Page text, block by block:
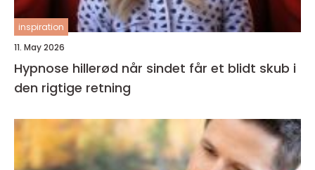
inspiration
11. May 2026
Hypnose hillerød når sindet får et blidt skub i
den rigtige retning